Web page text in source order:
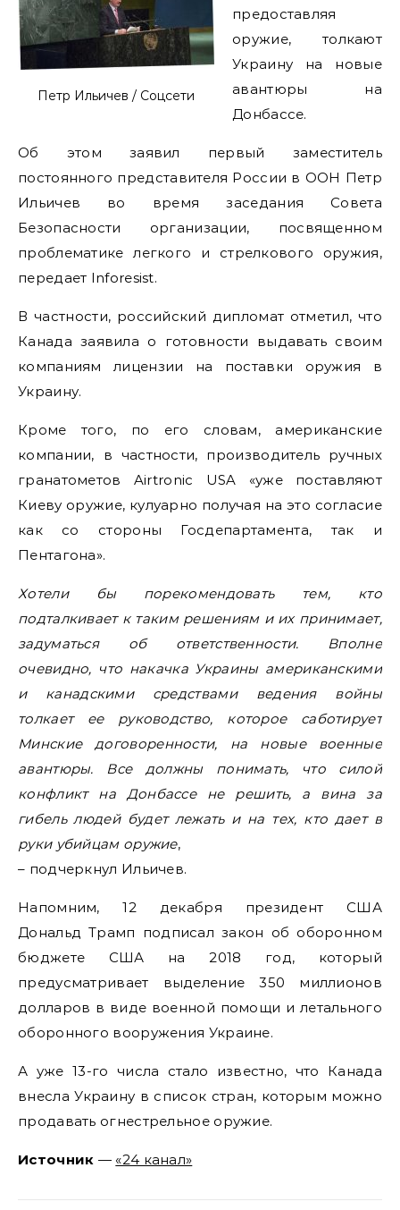
Петр Ильичев / Соцсети
предоставляя
оружие, толкают
Украину на новые
авантюры на
Донбассе.
Об этом заявил первый заместитель
постоянного представителя России в ООН Петр
Ильичев во время заседания Совета
Безопасности организации, посвященном
проблематике легкого и стрелкового оружия,
передает Inforesist.
В частности, российский дипломат отметил, что
Канада заявила о готовности выдавать своим
компаниям лицензии на поставки оружия в
Украину.
Кроме того, по его словам, американские
компании, в частности, производитель ручных
гранатометов Airtronic USA «уже поставляют
Киеву оружие, кулуарно получая на это согласие
как со стороны Госдепартамента, так и
Пентагона».
Хотели бы порекомендовать тем, кто
подталкивает к таким решениям и их принимает,
задуматься об ответственности. Вполне
очевидно, что накачка Украины американскими
и канадскими средствами ведения войны
толкает ее руководство, которое саботирует
Минские договоренности, на новые военные
авантюры. Все должны понимать, что силой
конфликт на Донбассе не решить, а вина за
гибель людей будет лежать и на тех, кто дает в
руки убийцам оружие,
– подчеркнул Ильичев.
Напомним, 12 декабря президент США
Дональд Трамп подписал закон об оборонном
бюджете США на 2018 год, который
предусматривает выделение 350 миллионов
долларов в виде военной помощи и летального
оборонного вооружения Украине.
А уже 13-го числа стало известно, что Канада
внесла Украину в список стран, которым можно
продавать огнестрельное оружие.
Источник — «24 канал»